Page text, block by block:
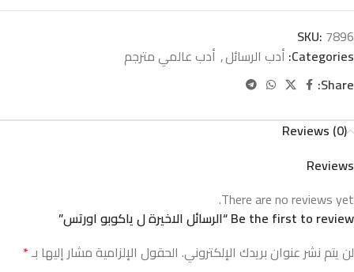
SKU: 7896
Categories: أدب الرسائل, أدب عالمي مترجم
Share:
Reviews (0)
Reviews
There are no reviews yet.
Be the first to review “الرسائل الاخيرة ل ياكوبو اورتس”
لن يتم نشر عنوان بريدك الإلكتروني. الحقول الإلزامية مشار إليها بـ*